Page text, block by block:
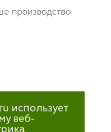
производство
использует
веб-